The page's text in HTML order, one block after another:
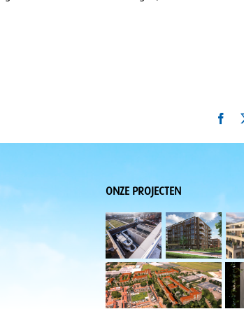
ONZE PROJECTEN